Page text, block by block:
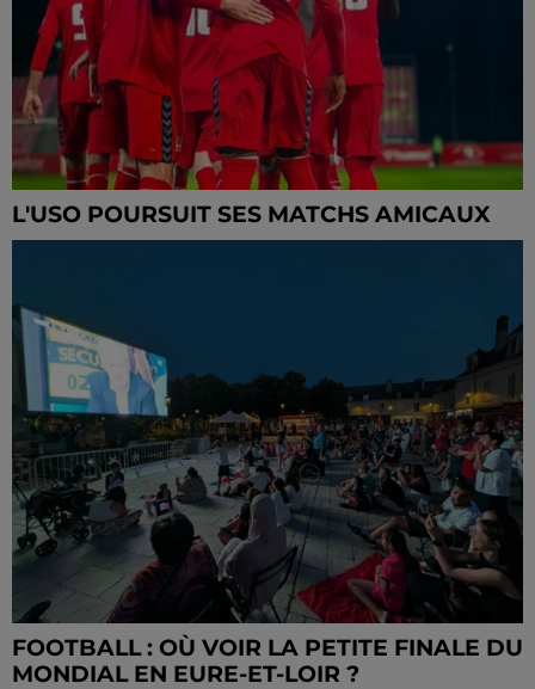
L'USO POURSUIT SES MATCHS AMICAUX
FOOTBALL : OÙ VOIR LA PETITE FINALE DU
MONDIAL EN EURE-ET-LOIR ?